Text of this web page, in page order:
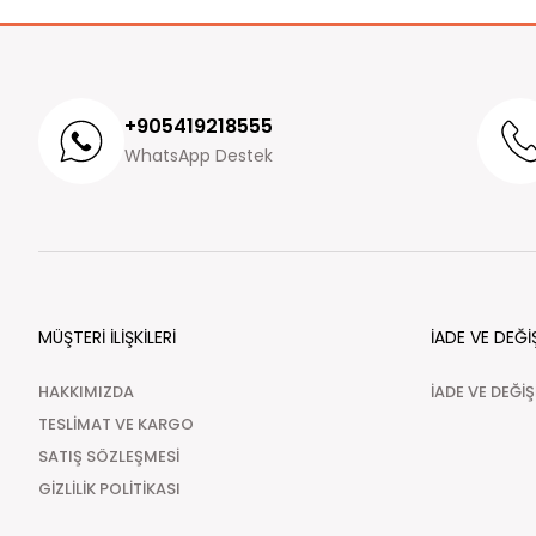
+905419218555
WhatsApp Destek
MÜŞTERİ İLİŞKİLERİ
HAKKIMIZDA
TESLİMAT VE KARGO
SATIŞ SÖZLEŞMESİ
GİZLİLİK POLİTİKASI
İADE VE
İADE VE